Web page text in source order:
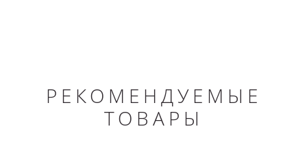
РЕКОМЕНДУЕМЫЕ
ТОВАРЫ